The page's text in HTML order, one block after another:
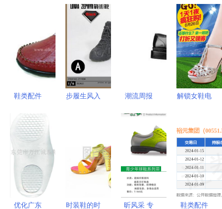
鞋类配件
新与舒适生
活的实用秘
籍
步履生风入
的功能之美
与现代穿搭
潮流周报
联名单品发
布，巴黎双
王开店，
Pigalle新鞋
与K-Tech鞋
解锁女鞋电
通车主图设
计素材深度
解析
优化广东
时装鞋的时
昕风采 专
鞋类配件